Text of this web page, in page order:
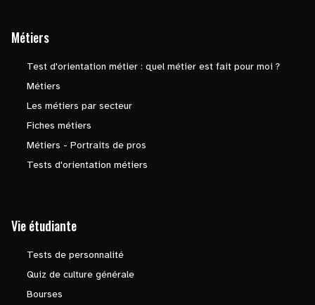
Métiers
Test d'orientation métier : quel métier est fait pour moi ?
Métiers
Les métiers par secteur
Fiches métiers
Métiers - Portraits de pros
Tests d'orientation métiers
Vie étudiante
Tests de personnalité
Quiz de culture générale
Bourses